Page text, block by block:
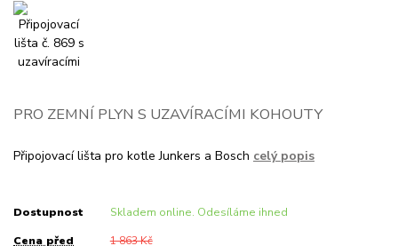
PRO ZEMNÍ PLYN S UZAVÍRACÍMI KOHOUTY
Připojovací lišta pro kotle Junkers a Bosch celý popis
Dostupnost Skladem online. Odesíláme ihned
Cena před
1 863 Kč